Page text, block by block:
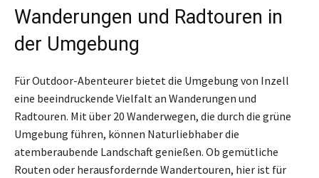
Wanderungen und Radtouren in
der Umgebung
Für Outdoor-Abenteurer bietet die Umgebung von Inzell
eine beeindruckende Vielfalt an Wanderungen und
Radtouren. Mit über 20 Wanderwegen, die durch die grüne
Umgebung führen, können Naturliebhaber die
atemberaubende Landschaft genießen. Ob gemütliche
Routen oder herausfordernde Wandertouren, hier ist für